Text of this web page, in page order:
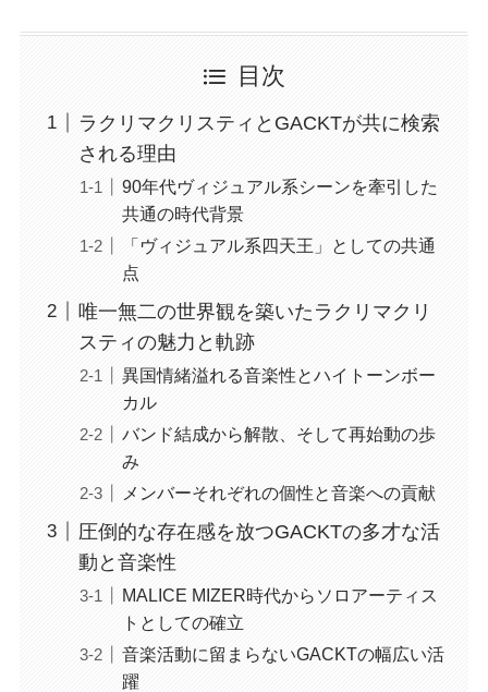
目次
ラクリマクリスティとGACKTが共に検索
される理由
90年代ヴィジュアル系シーンを牽引した
共通の時代背景
「ヴィジュアル系四天王」としての共通
点
唯一無二の世界観を築いたラクリマクリ
スティの魅力と軌跡
異国情緒溢れる音楽性とハイトーンボー
カル
バンド結成から解散、そして再始動の歩
み
メンバーそれぞれの個性と音楽への貢献
圧倒的な存在感を放つGACKTの多才な活
動と音楽性
MALICE MIZER時代からソロアーティス
トとしての確立
音楽活動に留まらないGACKTの幅広い活
躍